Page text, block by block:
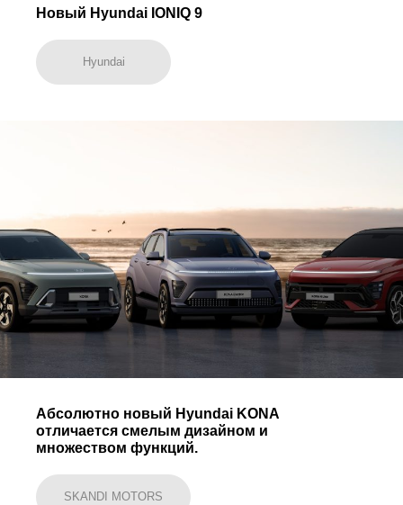
Новый Hyundai IONIQ 9
Hyundai
Абсолютно новый Hyundai KONA
отличается смелым дизайном и
множеством функций.
SKANDI MOTORS